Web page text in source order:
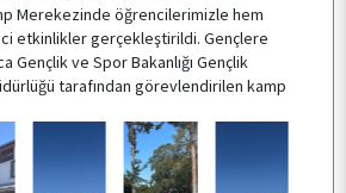
Merekezinde öğrencilerimizle hem
etkinlikler gerçekleştirildi. Gençlere
Gençlik ve Spor Bakanlığı Gençlik
tarafından görevlendirilen kamp